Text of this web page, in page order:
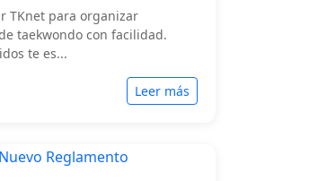
TKnet para organizar
taekwondo con facilidad.
te es...
Leer más